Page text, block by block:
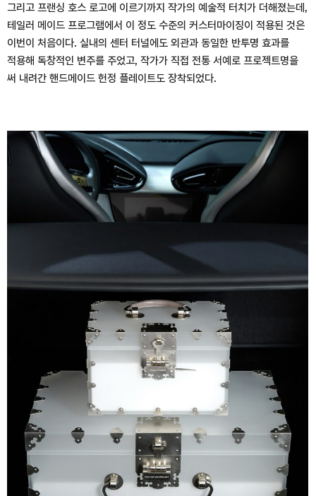
그리고 프랜싱 호스 로고에 이르기까지 작가의 예술적 터치가 더해졌는데,
테일러 메이드 프로그램에서 이 정도 수준의 커스터마이징이 적용된 것은
이번이 처음이다. 실내의 센터 터널에도 외관과 동일한 반투명 효과를
적용해 독창적인 변주를 주었고, 작가가 직접 전통 서예로 프로젝트명을
써 내려간 핸드메이드 헌정 플레이트도 장착되었다.